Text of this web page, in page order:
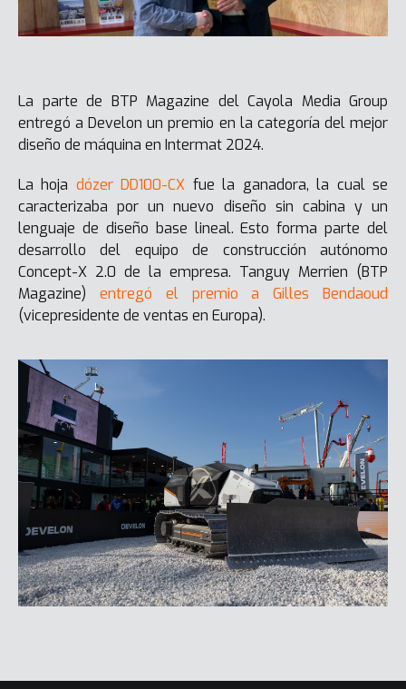
La parte de BTP Magazine del Cayola Media Group
entregó a Develon un premio en la categoría del mejor
diseño de máquina en Intermat 2024.
La hoja dózer DD100-CX fue la ganadora, la cual se
caracterizaba por un nuevo diseño sin cabina y un
lenguaje de diseño base lineal. Esto forma parte del
desarrollo del equipo de construcción autónomo
Concept-X 2.0 de la empresa. Tanguy Merrien (BTP
Magazine) entregó el premio a Gilles Bendaoud
(vicepresidente de ventas en Europa).